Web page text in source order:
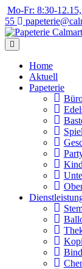
Weiter
zum
Inhalt
Mo-Fr: 8:30-
55
Home
Aktuell
Papeterie